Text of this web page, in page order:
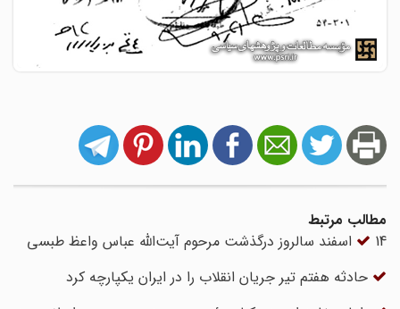
مطالب مرتبط
14 اسفند سالروز درگذشت مرحوم آیت‌الله عباس واعظ طبسی
حادثه هفتم تیر جریان انقلاب را در ایران یکپارچه کرد